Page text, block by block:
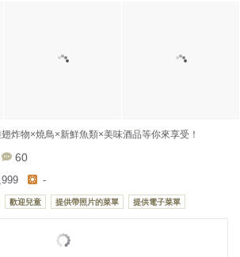
炸物×燒鳥×新鮮魚類×美味酒品等你來享受！
60
-
歡迎兒童 提供帶照片的菜單 提供電子菜單